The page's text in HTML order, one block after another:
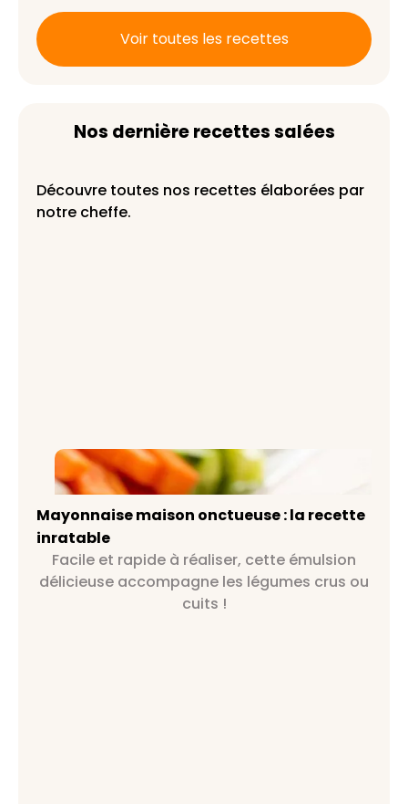
Voir toutes les recettes
Nos dernière recettes salées
Découvre toutes nos recettes élaborées par
notre cheffe.
Mayonnaise maison onctueuse : la
recette inratable
Mayonnaise maison onctueuse : la recette
inratable
Facile et rapide à réaliser, cette émulsion
délicieuse accompagne les légumes crus ou
cuits !